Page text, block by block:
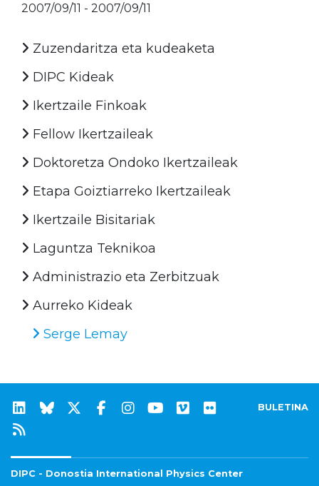
2007/09/11 - 2007/09/11
Zuzendaritza eta kudeaketa
DIPC Kideak
Ikertzaile Finkoak
Fellow Ikertzaileak
Doktoretza Ondoko Ikertzaileak
Etapa Goiztiarreko Ikertzaileak
Ikertzaile Bisitariak
Laguntza Teknikoa
Administrazio eta Zerbitzuak
Aurreko Kideak
Serge Lemay
BULETINA
DIPC - Donostia International Physics Center